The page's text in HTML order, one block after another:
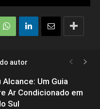
autor
Alcance: Um Guia
Ar Condicionado em
Sul